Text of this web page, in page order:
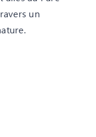
un